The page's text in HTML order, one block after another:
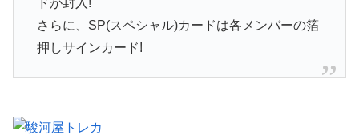
ドが封入!
さらに、SP(スペシャル)カードは各メンバーの箔
押しサインカード!